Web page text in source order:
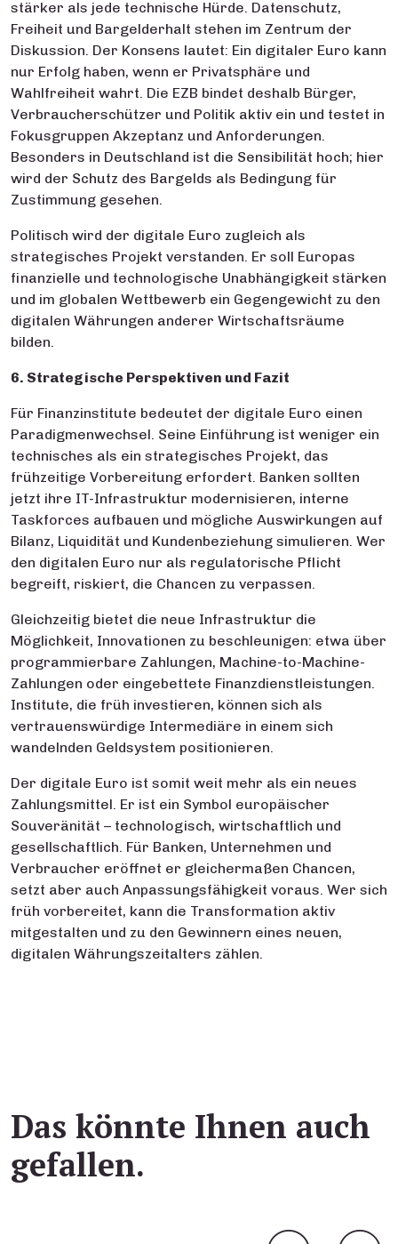
stärker als jede technische Hürde. Datenschutz,
Freiheit und Bargelderhalt stehen im Zentrum der
Diskussion. Der Konsens lautet: Ein digitaler Euro kann
nur Erfolg haben, wenn er Privatsphäre und
Wahlfreiheit wahrt. Die EZB bindet deshalb Bürger,
Verbraucherschützer und Politik aktiv ein und testet in
Fokusgruppen Akzeptanz und Anforderungen.
Besonders in Deutschland ist die Sensibilität hoch; hier
wird der Schutz des Bargelds als Bedingung für
Zustimmung gesehen.
Politisch wird der digitale Euro zugleich als
strategisches Projekt verstanden. Er soll Europas
finanzielle und technologische Unabhängigkeit stärken
und im globalen Wettbewerb ein Gegengewicht zu den
digitalen Währungen anderer Wirtschaftsräume
bilden.
6. Strategische Perspektiven und Fazit
Für Finanzinstitute bedeutet der digitale Euro einen
Paradigmenwechsel. Seine Einführung ist weniger ein
technisches als ein strategisches Projekt, das
frühzeitige Vorbereitung erfordert. Banken sollten
jetzt ihre IT-Infrastruktur modernisieren, interne
Taskforces aufbauen und mögliche Auswirkungen auf
Bilanz, Liquidität und Kundenbeziehung simulieren. Wer
den digitalen Euro nur als regulatorische Pflicht
begreift, riskiert, die Chancen zu verpassen.
Gleichzeitig bietet die neue Infrastruktur die
Möglichkeit, Innovationen zu beschleunigen: etwa über
programmierbare Zahlungen, Machine-to-Machine-
Zahlungen oder eingebettete Finanzdienstleistungen.
Institute, die früh investieren, können sich als
vertrauenswürdige Intermediäre in einem sich
wandelnden Geldsystem positionieren.
Der digitale Euro ist somit weit mehr als ein neues
Zahlungsmittel. Er ist ein Symbol europäischer
Souveränität – technologisch, wirtschaftlich und
gesellschaftlich. Für Banken, Unternehmen und
Verbraucher eröffnet er gleichermaßen Chancen,
setzt aber auch Anpassungsfähigkeit voraus. Wer sich
früh vorbereitet, kann die Transformation aktiv
mitgestalten und zu den Gewinnern eines neuen,
digitalen Währungszeitalters zählen.
Das könnte Ihnen auch
gefallen.